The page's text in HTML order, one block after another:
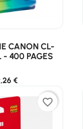
CANON CL-
- 400 PAGES
€
favorite_border